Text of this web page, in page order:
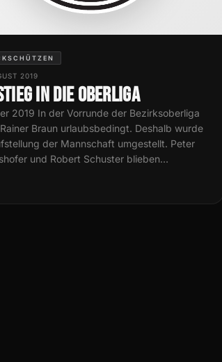
2019
in die Oberliga
2019 In der Vorrunde der Bezirksoberliga
Braun urlaubsbedingt. Deshalb wurde
der Mannschaft umgestellt. Peter
und Robert Schuster blieben…